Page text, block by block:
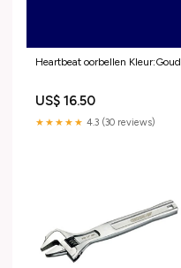
Heartbeat oorbellen Kleur:Goud
US$ 16.50
★★★★★ 4.3 (30 reviews)